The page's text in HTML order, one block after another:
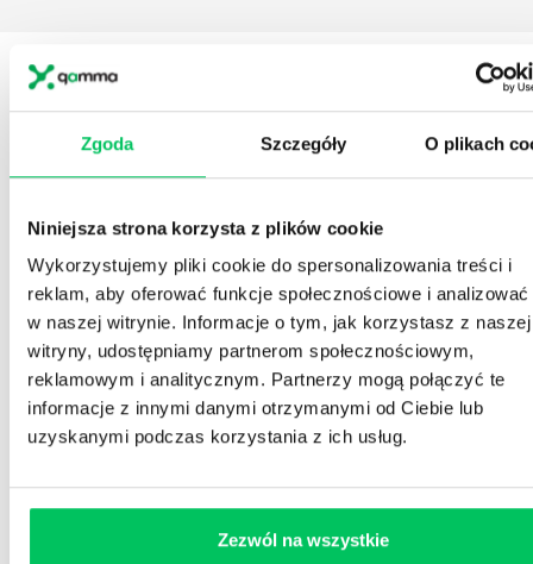
Zgoda Szczegóły O plikach
Niniejsza strona korzysta z plików cookie
Wykorzystujemy pliki cookie do spersonalizowania treści i
reklam, aby oferować funkcje społecznościowe i
w naszej witrynie. Informacje o tym, jak korzystasz z naszej
witryny, udostępniamy partnerom społecznościowym,
reklamowym i analitycznym. Partnerzy mogą połączyć te
informacje z innymi danymi otrzymanymi od Ciebie lub
uzyskanymi podczas korzystania z ich usług.
Zezwól na wszystkie
Dowiedz się więcej
KONSULTANT
ZOSTAW WIADOMOŚĆ KOSULTANTOWI
PRZYPOMNIJ MI O SZKOLENIU
Monika Tarczyńska-Nowak
Specjalista ds. szkoleń
tel.: 505 273 500